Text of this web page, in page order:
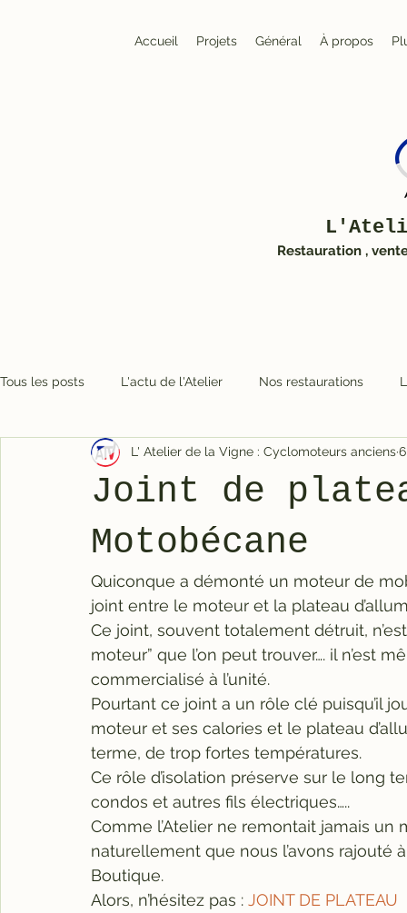
Accueil Projets Général À propos
Restauration ,
Tous les posts L'actu de l'Atelier Nos restaurations
Joint de
Motobécane
L' Atelier de la Vigne : Cyclomoteurs anciens
Quiconque a démonté un moteur de
joint entre le moteur et la plateau
Ce joint, souvent totalement détruit,
moteur” que l’on peut trouver…. il n’est
commercialisé à l’unité.
Pourtant ce joint a un rôle clé puisqu’il
moteur et ses calories et le plateau
terme, de trop fortes températures.
Ce rôle d’isolation préserve sur le long
condos et autres fils électriques…..
Comme l’Atelier ne remontait jamais un
naturellement que nous l’avons
Boutique.
Alors, n’hésitez pas : JOINT DE PLATEAU